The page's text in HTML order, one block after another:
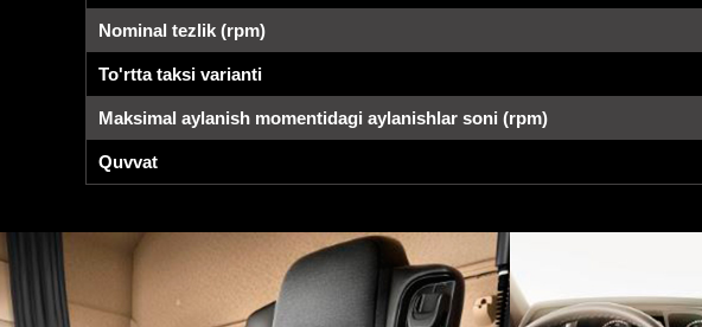
Nominal tezlik (rpm)
To'rtta taksi varianti
Maksimal aylanish momentidagi aylanishlar soni (rpm)
Quvvat